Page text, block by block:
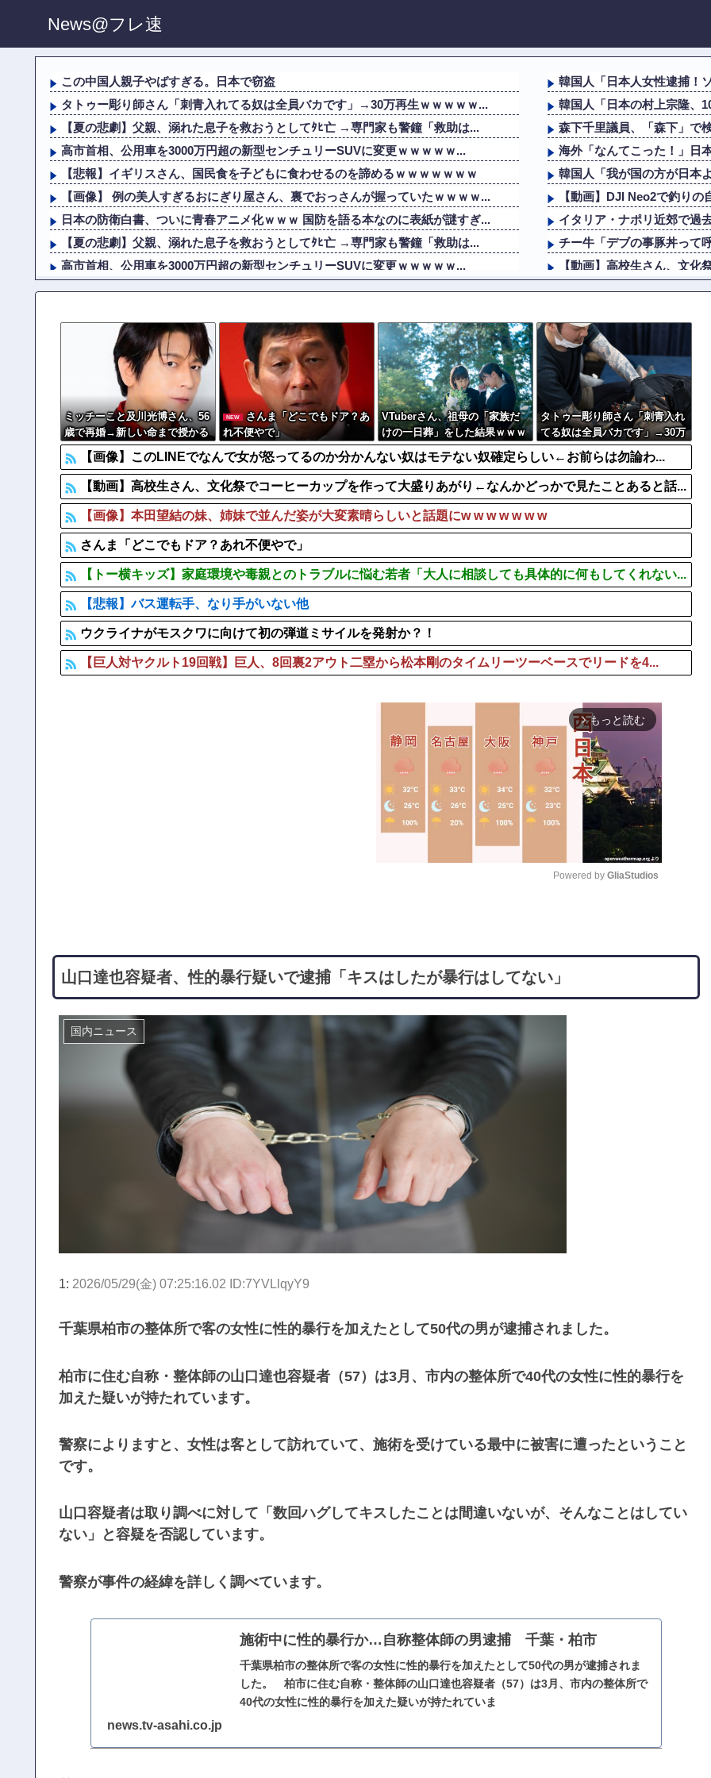
News@フレ速
この中国人親子やばすぎる。日本で窃盗
タトゥー彫り師さん「刺青入れてる奴は全員バカです」→30万再生ｗｗｗｗｗ...
【夏の悲劇】父親、溺れた息子を救おうとしてﾀﾋ亡 →専門家も警鐘「救助は...
高市首相、公用車を3000万円超の新型センチュリーSUVに変更ｗｗｗｗｗ...
【悲報】イギリスさん、国民食を子どもに食わせるのを諦めるｗｗｗｗｗｗｗ
【画像】 例の美人すぎるおにぎり屋さん、裏でおっさんが握っていたｗｗｗｗ...
日本の防衛白書、ついに青春アニメ化ｗｗｗ 国防を語る本なのに表紙が謎すぎ...
【夏の悲劇】父親、溺れた息子を救おうとしてﾀﾋ亡 →専門家も警鐘「救助は...
高市首相、公用車を3000万円超の新型センチュリーSUVに変更ｗｗｗｗｗ...
【悲報】イギリスさん、国民食を子どもに食わせるのを諦めるｗｗｗｗｗｗｗ
韓国サッカー協会、外国人審判を性接待で買収していた事が判明
中国「大豪雨！」三峡ダム「基礎部分破損」中国「全力放流！」台風13号「中...
【ヤバすぎ】熊本の山道でソーラーパネルが…
中国の海水浴場の映像があまりにも・・・
韓国人「日本人女性逮捕！
韓国人「日本の村上宗隆、
森下千里議員、「森下」で
海外「なんてこった！」日
韓国人「我が国の方が日本
【動画】DJI Neo2で釣りの
イタリア・ナポリ近郊で過
チー牛「デブの事豚丼って
【動画】高校生さん、文
【悲報】思春期の娘に「キ
【速報】ハロプロ新メンバ
隣が着席して音量上げ始
玉置浩二＆ASKA、10数年
『Dr.STONE』とかいうク
ミッチーこと及川光博さん、56
歳で再婚→新しい命まで授かる
ｗｗｗｗｗ
NEW
さんま「どこでもドア？あ
れ不便やで」
VTuberさん、祖母の「家族だ
けの一日葬」をした結果ｗｗｗ
ｗｗｗｗ
タトゥー彫り師さん「刺青入れ
てる奴は全員バカです」→30万
再生ｗｗｗｗｗｗ
【画像】このLINEでなんで女が怒ってるのか分かんない奴はモテない奴確定らしい←お前らは勿論わ...
【動画】高校生さん、文化祭でコーヒーカップを作って大盛りあがり←なんかどっかで見たことあると話...
【画像】本田望結の妹、姉妹で並んだ姿が大変素晴らしいと話題にw w w w w w w
さんま「どこでもドア？あれ不便やで」
【トー横キッズ】家庭環境や毒親とのトラブルに悩む若者「大人に相談しても具体的に何もしてくれない...
【悲報】バス運転手、なり手がいない他
ウクライナがモスクワに向けて初の弾道ミサイルを発射か？！
【巨人対ヤクルト19回戦】巨人、8回裏2アウト二塁から松本剛のタイムリーツーベースでリードを4...
arrow_forward_ios もっと読む
Powered by GliaStudios
山口達也容疑者、性的暴行疑いで逮捕「キスはしたが暴行はしてない」
国内ニュース
1: 2026/05/29(金) 07:25:16.02 ID:7YVLlqyY9
千葉県柏市の整体所で客の女性に性的暴行を加えたとして50代の男が逮捕されました。
柏市に住む自称・整体師の山口達也容疑者（57）は3月、市内の整体所で40代の女性に性的暴行を
加えた疑いが持たれています。
警察によりますと、女性は客として訪れていて、施術を受けている最中に被害に遭ったということ
です。
山口容疑者は取り調べに対して「数回ハグしてキスしたことは間違いないが、そんなことはしてい
ない」と容疑を否認しています。
警察が事件の経緯を詳しく調べています。
施術中に性的暴行か…自称整体師の男逮捕 千葉・柏市
千葉県柏市の整体所で客の女性に性的暴行を加えたとして50代の男が逮捕されま
した。 柏市に住む自称・整体師の山口達也容疑者（57）は3月、市内の整体所で
40代の女性に性的暴行を加えた疑いが持たれていま
news.tv-asahi.co.jp